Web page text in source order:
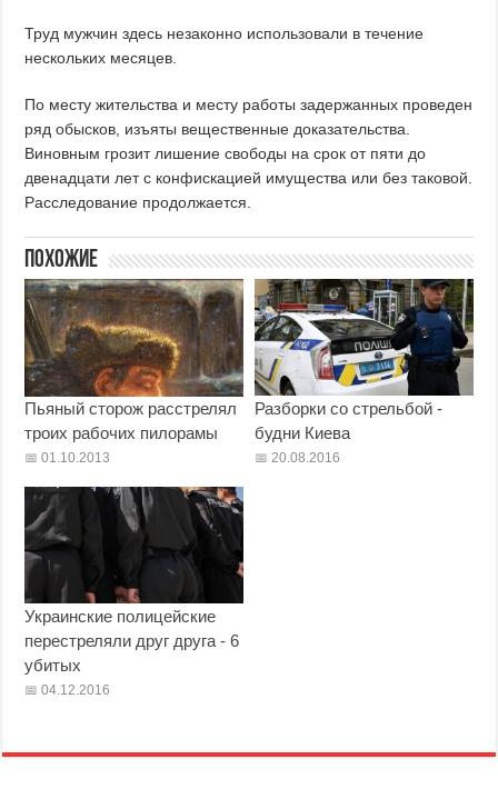
Труд мужчин здесь незаконно использовали в течение
нескольких месяцев.
По месту жительства и месту работы задержанных проведен
ряд обысков, изъяты вещественные доказательства.
Виновным грозит лишение свободы на срок от пяти до
двенадцати лет с конфискацией имущества или без таковой.
Расследование продолжается.
Похожие
Пьяный сторож расстрелял
троих рабочих пилорамы
01.10.2013
Разборки со стрельбой -
будни Киева
20.08.2016
Украинские полицейские
перестреляли друг друга - 6
убитых
04.12.2016